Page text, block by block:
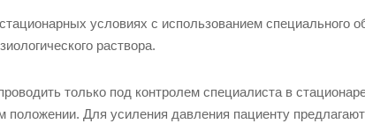
условиях с использованием специального
раствора.
только под контролем специалиста в
положении. Для усиления давления пациенту предлагают